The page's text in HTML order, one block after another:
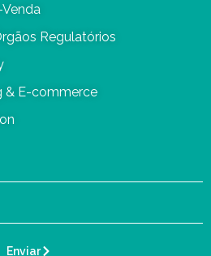
Regulatórios
& E-commerce
Enviar